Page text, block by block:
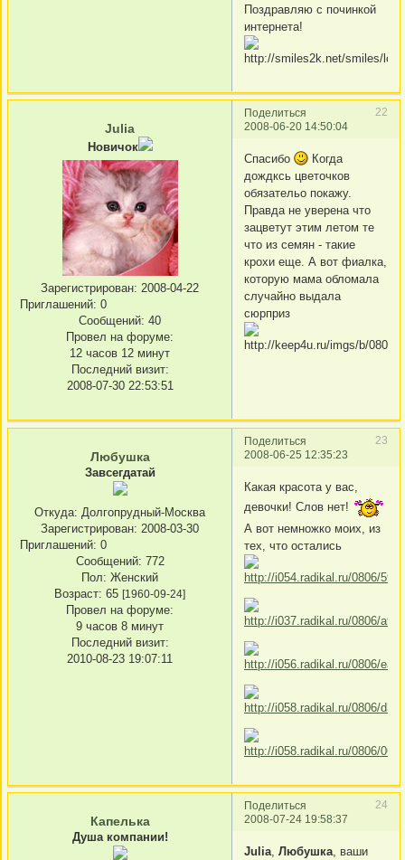
Поздравляю с починкой
интернета!
Поделиться
22
2008-06-20 14:50:04
Julia
Новичок
Зарегистрирован: 2008-04-22
Приглашений: 0
Сообщений: 40
Провел на форуме:
12 часов 12 минут
Последний визит:
2008-07-30 22:53:51
Cпасибо
Когда
дождксь цветочков
обязательо покажу.
Правда не уверена что
зацветут этим летом те
что из семян - такие
крохи еще. А вот фиалка,
которую мама обломала
случайно выдала
сюрприз
Поделиться
23
2008-06-25 12:35:23
Любушка
Завсегдатай
Откуда: Долгопрудный-Москва
Зарегистрирован: 2008-03-30
Приглашений: 0
Сообщений: 772
Пол: Женский
Возраст: 65 [1960-09-24]
Провел на форуме:
9 часов 8 минут
Последний визит:
2010-08-23 19:07:11
Какая красота у вас,
девочки! Слов нет!
А вот немножко моих, из
тех, что остались
Поделиться
24
2008-07-24 19:58:37
Капелька
Душа компании!
Julia Любушка , ваши